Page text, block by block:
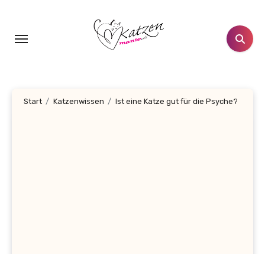
springen
Start Katzenwissen Ist eine Katze gut für die Psyche?